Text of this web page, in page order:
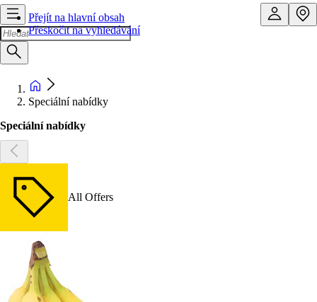
Přejít na hlavní obsah
Přeskočit na vyhledávání
Speciální nabídky
Speciální nabídky
All Offers